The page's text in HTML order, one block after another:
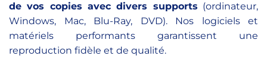
de vos copies avec divers supports (ordinateur,
Windows, Mac, Blu-Ray, DVD). Nos logiciels et
matériels performants garantissent une
reproduction fidèle et de qualité.